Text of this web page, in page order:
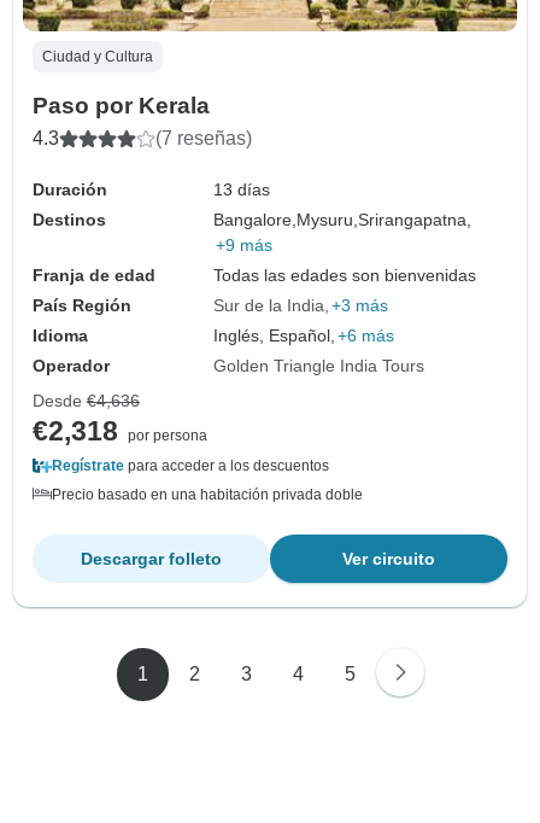
Ciudad y Cultura
Paso por Kerala
4.3 (7 reseñas)
Duración
13 días
Destinos
Bangalore,Mysuru,Srirangapatna,
+9 más
Franja de edad
Todas las edades son bienvenidas
País Región
Sur de la India +3 más
Idioma
Inglés, Español, +6 más
Operador
Golden Triangle India Tours
Desde €4,636
€2,318
por persona
Regístrate para acceder a los descuentos
Precio basado en una habitación privada doble
Ver circuito
Descargar folleto
1 2 3 4 5